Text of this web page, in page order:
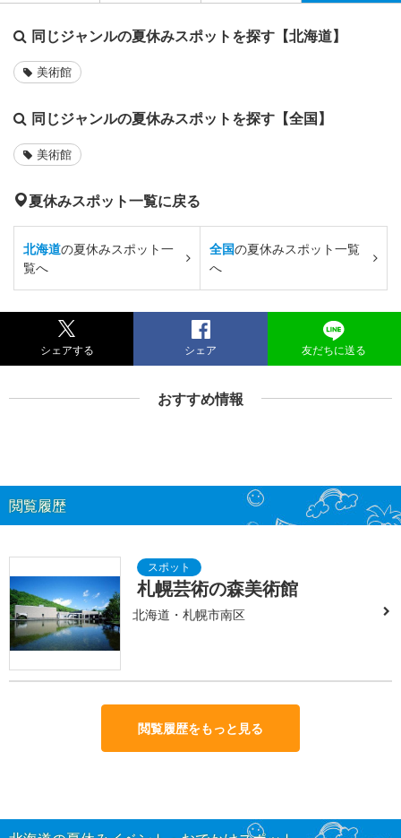
同じジャンルの夏休みスポットを探す【北海道】
美術館
同じジャンルの夏休みスポットを探す【全国】
美術館
夏休みスポット一覧に戻る
北海道の夏休みスポット一
覧へ
全国の夏休みスポット一覧
へ
シェアする シェア 友だちに送る
おすすめ情報
閲覧履歴
札幌芸術の森美術館
北海道・札幌市南区
閲覧履歴をもっと見る